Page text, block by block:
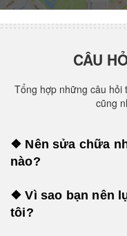
CÂU
Tổng hợp những câu hỏi
cũng
❖ Nên sửa chữa
nào?
❖ Vì sao bạn nên
tôi?